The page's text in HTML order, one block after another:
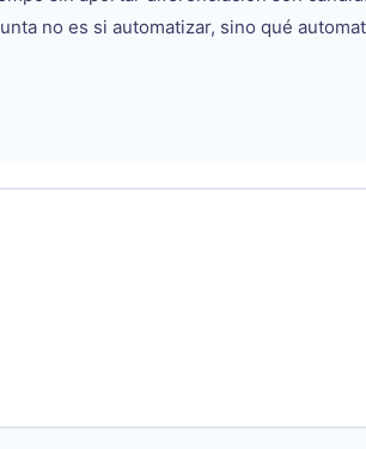
no es si automatizar, sino qué